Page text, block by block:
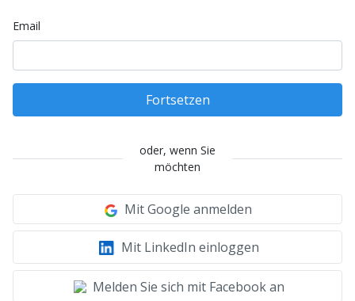
Email
Fortsetzen
oder, wenn Sie
möchten
Mit Google anmelden
Mit LinkedIn einloggen
Melden Sie sich mit Facebook an